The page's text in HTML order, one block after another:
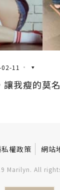
11
讓我瘦的莫
私權政策 網站
Marilyn. All